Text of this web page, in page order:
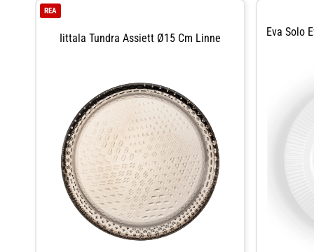
Iittala Tundra Assiett Ø15 Cm Linne
REA
Eva Solo